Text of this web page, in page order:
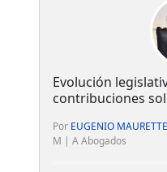
Evolución
contribuciones
Por EUGENIO MAURETTE
M | A Abogados